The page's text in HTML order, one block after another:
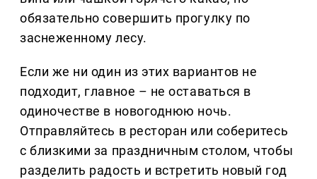
обязательно совершить прогулку по
заснеженному лесу.
Если же ни один из этих вариантов не
подходит, главное – не оставаться в
одиночестве в новогоднюю ночь.
Отправляйтесь в ресторан или соберитесь
с близкими за праздничным столом, чтобы
разделить радость и встретить новый год